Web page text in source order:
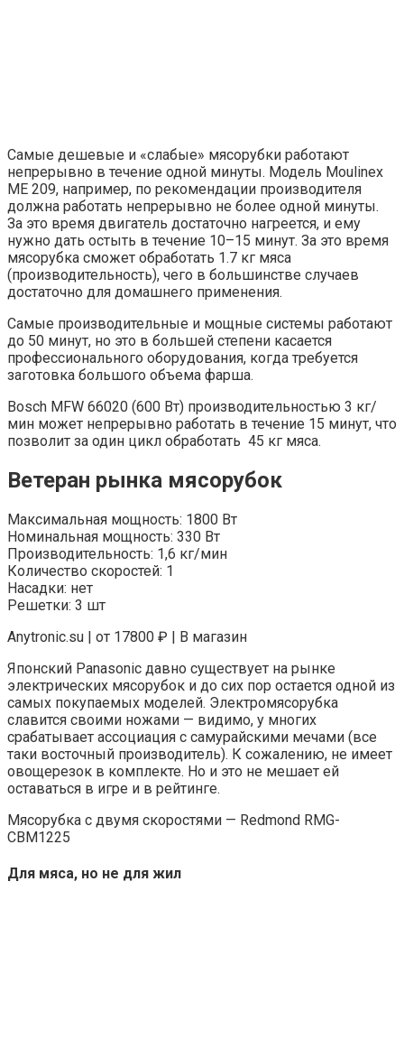
Самые дешевые и «слабые» мясорубки работают
непрерывно в течение одной минуты. Модель Moulinex
ME 209, например, по рекомендации производителя
должна работать непрерывно не более одной минуты.
За это время двигатель достаточно нагреется, и ему
нужно дать остыть в течение 10–15 минут. За это время
мясорубка сможет обработать 1.7 кг мяса
(производительность), чего в большинстве случаев
достаточно для домашнего применения.
Самые производительные и мощные системы работают
до 50 минут, но это в большей степени касается
профессионального оборудования, когда требуется
заготовка большого объема фарша.
Bosch MFW 66020 (600 Вт) производительностью 3 кг/
мин может непрерывно работать в течение 15 минут, что
позволит за один цикл обработать 45 кг мяса.
Ветеран рынка мясорубок
Максимальная мощность: 1800 Вт
Номинальная мощность: 330 Вт
Производительность: 1,6 кг/мин
Количество скоростей: 1
Насадки: нет
Решетки: 3 шт
Anytronic.su | от 17800 ₽ | В магазин
Японский Panasonic давно существует на рынке
электрических мясорубок и до сих пор остается одной из
самых покупаемых моделей. Электромясорубка
славится своими ножами — видимо, у многих
срабатывает ассоциация с самурайскими мечами (все
таки восточный производитель). К сожалению, не имеет
овощерезок в комплекте. Но и это не мешает ей
оставаться в игре и в рейтинге.
Мясорубка с двумя скоростями — Redmond RMG-
CBM1225
Для мяса, но не для жил